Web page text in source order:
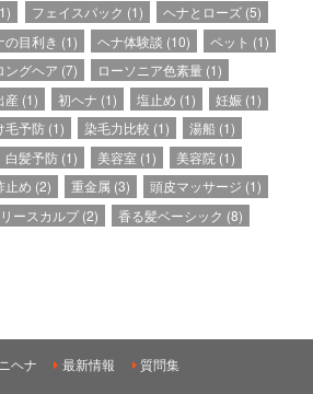
フェイスパック (1) ヘナとローズ(5)
の目利き (1) ヘナ体験談 (10) ペット (1)
ングヘア (7) ローソニア色素量(1)
産(1) 初ヘナ (1) 塩止め (1) 妊娠 (1)
毛予防(1) 染毛力比較 (1) 湯船 (1)
白髪予防(1) 美容室 (1) 美容院 (1)
止め (2) 重金属 (3) 頭皮マッサージ (1)
ースカルプ(2) 香る髪ベーシック (8)
ヘナ 最新情報 質問集